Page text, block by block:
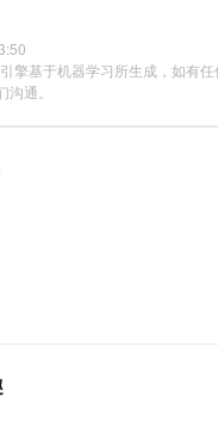
擎基于机器学习所生成，如有
通。